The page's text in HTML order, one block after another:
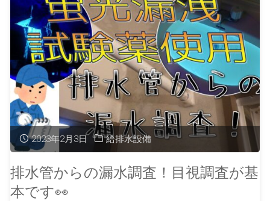
2023年2月3日 給排水設備
排水管からの漏水調査！目視調査が基
本です👀